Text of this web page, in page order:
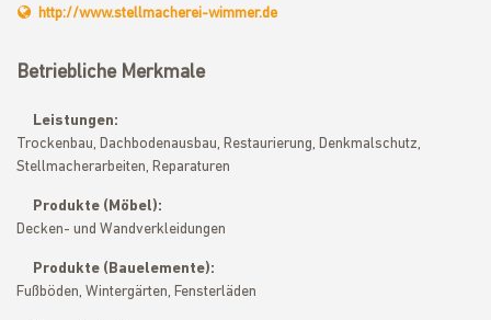
http://www.stellmacherei-wimmer.de
Betriebliche Merkmale
Leistungen:
Trockenbau, Dachbodenausbau, Restaurierung, Denkmalschutz,
Stellmacherarbeiten, Reparaturen
Produkte (Möbel):
Decken- und Wandverkleidungen
Produkte (Bauelemente):
Fußböden, Wintergärten, Fensterläden